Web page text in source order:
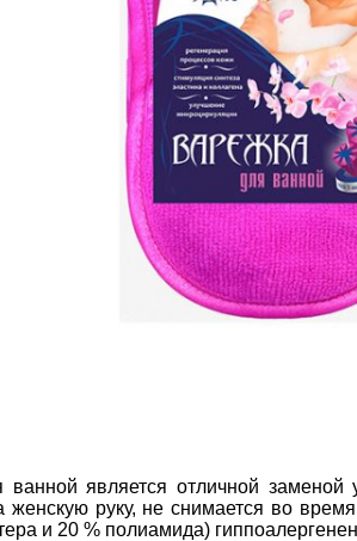
ванной является отличной
женскую руку, не снимается во
и 20 % полиамида)